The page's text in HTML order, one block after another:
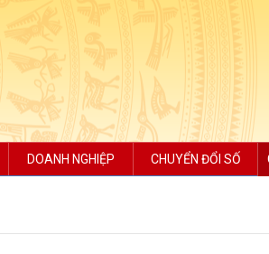
DOANH NGHIỆP CHUYỂN ĐỔI SỐ